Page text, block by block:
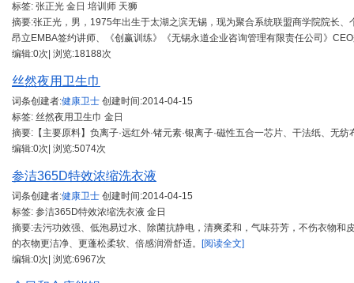
标签: 张正光 金日 培训师 天狮
摘要:张正光，男，1975年出生于太湖之滨无锡，现为聚合系统联盟商学院院长
昂立EMBA签约讲师、《创赢训练》《无锡永道企业咨询管理有限责任公司》
编辑:0次| 浏览:18188次
丝然夜用卫生巾
词条创建者:健康卫士 创建时间:2014-04-15
标签: 丝然夜用卫生巾 金日
摘要:【主要原料】负离子·远红外·锗元素·银离子·磁性五合一芯片、干法纸、无
编辑:0次| 浏览:5074次
参洁365D特效浓缩洗衣液
词条创建者:健康卫士 创建时间:2014-04-15
标签: 参洁365D特效浓缩洗衣液 金日
摘要:去污功效强、低泡易过水、除菌抗静电，清爽柔和，气味芬芳，不伤衣物
的衣物更洁净、更蓬松柔软、倍感润滑舒适。
[阅读全文]
编辑:0次| 浏览:6967次